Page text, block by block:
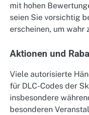
mit hohen
seien Sie vorsichtig
erscheinen, um wahr
Aktionen und
Viele autorisierte
für DLC-Codes der
insbesondere
besonderen